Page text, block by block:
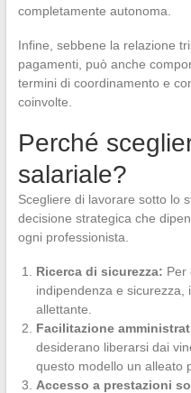
completamente autonoma.
Infine, sebbene la relazione
pagamenti, può anche
termini di coordinamento e
coinvolte.
Perché
salariale?
Scegliere di lavorare sotto lo
decisione strategica che
ogni professionista.
Ricerca di sicurezza: Per
indipendenza e sicurezza,
allettante.
Facilitazione
desiderano liberarsi dai
questo modello un alleato
Accesso a prestazioni